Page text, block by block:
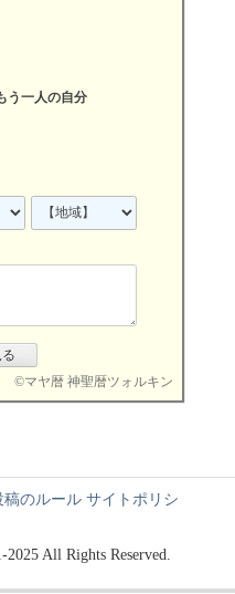
う一人の自分
©マヤ暦 神聖暦ツォルキン
のルール サイトポリシ
All Rights Reserved.